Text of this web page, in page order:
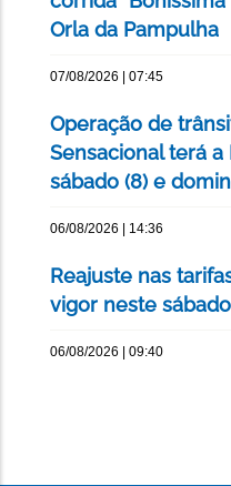
Orla da Pampulha
07/08/2026 | 07:45
Operação de
Sensacional terá
sábado (8) e
06/08/2026 | 14:36
Reajuste nas
vigor neste
06/08/2026 | 09:40